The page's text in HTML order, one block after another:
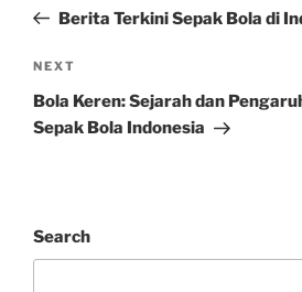
PostBerita Terkini Sepak Bola di
Next
Post
NEXT
Bola Keren: Sejarah dan
Sepak Bola Indonesia
Search